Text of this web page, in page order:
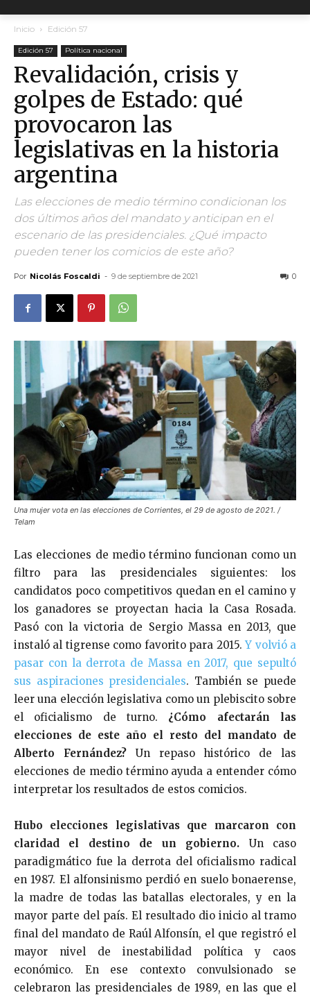
Inicio Edición 57
Edición 57 Política nacional
Revalidación, crisis y
golpes de Estado: qué
provocaron las
legislativas en la historia
argentina
Las elecciones de medio término condicionan los
dos últimos años del mandato y anticipan en el
escenario de las presidenciales. ¿Qué impacto
pueden tener los comicios de este año?
Por Nicolás Foscaldi - 9 de septiembre de 2021 0
Una mujer vota en las elecciones de Corrientes, el 29 de agosto de 2021. /
Telam
Las elecciones de medio término funcionan como un
filtro para las presidenciales siguientes: los
candidatos poco competitivos quedan en el camino y
los ganadores se proyectan hacia la Casa Rosada.
Pasó con la victoria de Sergio Massa en 2013, que
instaló al tigrense como favorito para 2015.Y volvió a
pasar con la derrota de Massa en 2017, que sepultó
sus aspiraciones presidenciales. También se puede
leer una elección legislativa como un plebiscito sobre
el oficialismo de turno. ¿Cómo afectarán las
elecciones de este año el resto del mandato de
Alberto Fernández?Un repaso histórico de las
elecciones de medio término ayuda a entender cómo
interpretar los resultados de estos comicios.
Hubo elecciones legislativas que marcaron con
claridad el destino de un gobierno. Un caso
paradigmático fue la derrota del oficialismo radical
en 1987. El alfonsinismo perdió en suelo bonaerense,
la madre de todas las batallas electorales, y en la
mayor parte del país. El resultado dio inicio al tramo
final del mandato de Raúl Alfonsín, el que registró el
mayor nivel de inestabilidad política y caos
económico. En ese contexto convulsionado se
celebraron las presidenciales de 1989, en las que el